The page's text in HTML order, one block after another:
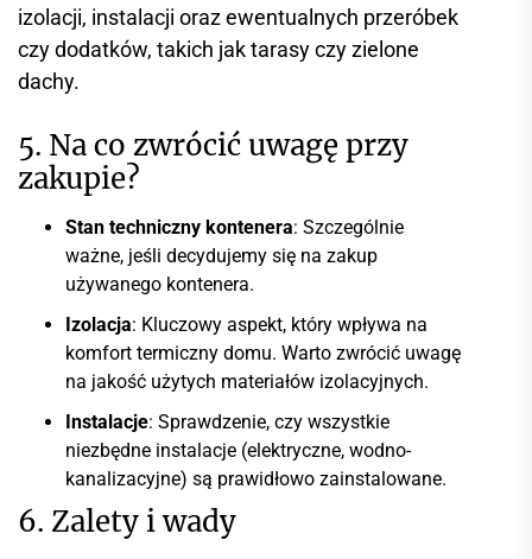
izolacji, instalacji oraz ewentualnych przeróbek
czy dodatków, takich jak tarasy czy zielone
dachy.
5. Na co zwrócić uwagę przy
zakupie?
Stan techniczny kontenera: Szczególnie
ważne, jeśli decydujemy się na zakup
używanego kontenera.
Izolacja: Kluczowy aspekt, który wpływa na
komfort termiczny domu. Warto zwrócić uwagę
na jakość użytych materiałów izolacyjnych.
Instalacje: Sprawdzenie, czy wszystkie
niezbędne instalacje (elektryczne, wodno-
kanalizacyjne) są prawidłowo zainstalowane.
6. Zalety i wady